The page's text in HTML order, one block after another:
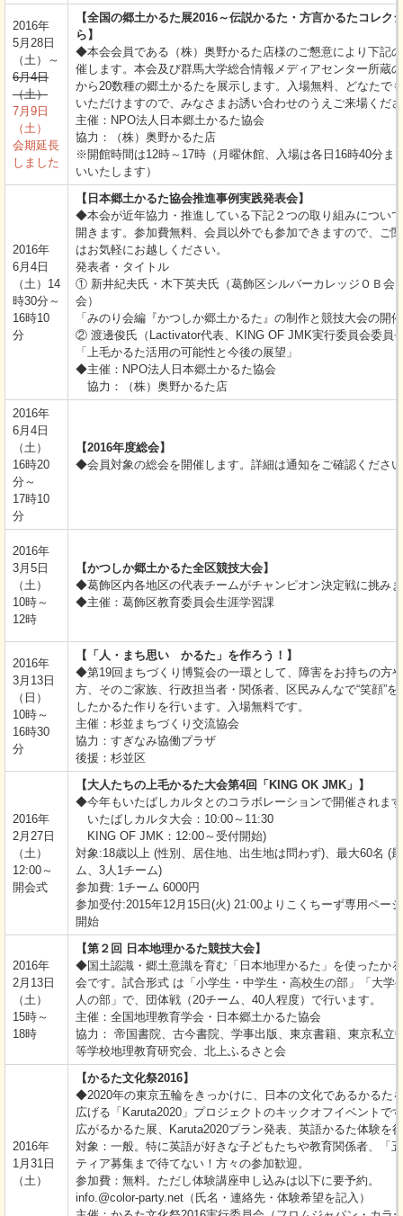
2016年
5月28日
（土）～
6月4日
（土）
7月9日
（土）
会期延長
しました
【全国の郷土かるた展2016～伝説かるた・方言かるたコレク
ら】
◆本会会員である（株）奥野かるた店様のご懇意により下記
催します。本会及び群馬大学総合情報メディアセンター所蔵
から20数種の郷土かるたを展示します。入場無料、どなたで
いただけますので、みなさまお誘い合わせのうえご来場くだ
主催：NPO法人日本郷土かるた協会
協力：（株）奥野かるた店
※開館時間は12時～17時（月曜休館、入場は各日16時40分ま
いいたします）
2016年
6月4日
（土）14
時30分～
16時10
分
【日本郷土かるた協会推進事例実践発表会】
◆本会が近年協力・推進している下記２つの取り組みについ
開きます。参加費無料、会員以外でも参加できますので、ご
はお気軽にお越しください。
発表者・タイトル
① 新井紀夫氏・木下英夫氏（葛飾区シルバーカレッジＯＢ会
会）
「みのり会編『かつしか郷土かるた』の制作と競技大会の開
② 渡邊俊氏（Lactivator代表、KING OF JMK実行委員会委員
「上毛かるた活用の可能性と今後の展望」
◆主催：NPO法人日本郷土かるた協会
協力：（株）奥野かるた店
2016年
6月4日
（土）
16時20
分～
17時10
分
【2016年度総会】
◆会員対象の総会を開催します。詳細は通知をご確認くださ
2016年
3月5日
（土）
10時～
12時
【かつしか郷土かるた全区競技大会】
◆葛飾区内各地区の代表チームがチャンピオン決定戦に挑み
◆主催：葛飾区教育委員会生涯学習課
2016年
3月13日
（日）
10時～
16時30
分
【「人・ まち思い かるた」を作ろう！】
◆第19回まちづくり博覧会の一環として、障害をお持ちの方
方、そのご家族、行政担当者・関係者、区民みんなで“笑顔”を
したかるた作りを行います。入場無料です。
主催：杉並まちづくり交流協会
協力：すぎなみ協働プラザ
後援：杉並区
2016年
2月27日
（土）
12:00～
開会式
【大人たちの上毛かるた大会第4回「KING OK JMK」】
◆今年もいたばしカルタとのコラボレーションで開催されま
いたばしカルタ大会：10:00～11:30
KING OF JMK：12:00～受付開始)
対象:18歳以上 (性別、居住地、出生地は問わず)、最大60名 (
ム、3人1チーム)
参加費: 1チーム 6000円
参加受付:2015年12月15日(火) 21:00よりこくちーず専用ペー
開始
2016年
2月13日
（土）
15時～
18時
【第２回 日本地理かるた競技大会】
◆国土認識・郷土意識を育む「日本地理かるた」を使ったか
会です。試合形式 は「小学生・中学生・高校生の部」「大学
人の部」で、団体戦（20チーム、40人程度）で行います。
主催：全国地理教育学会・日本郷土かるた協会
協力： 帝国書院、古今書院、学事出版、東京書籍、東京私
等学校地理教育研究会、北上ふるさと会
2016年
1月31日
（土）
【かるた文化祭2016】
◆2020年の東京五輪をきっかけに、日本の文化であるかるた
広げる「Karuta2020」プロジェクトのキックオフイベントで
広がるかるた展、Karuta2020プラン発表、英語かるた体験を
対象：一般。特に英語が好きな子どもたちや教育関係者、「
ティア募集まで待てない！方々の参加歓迎。
参加費：無料。ただし体験講座申し込みは以下に要予約。
info.@color-party.net（氏名・連絡先・体験希望を記入）